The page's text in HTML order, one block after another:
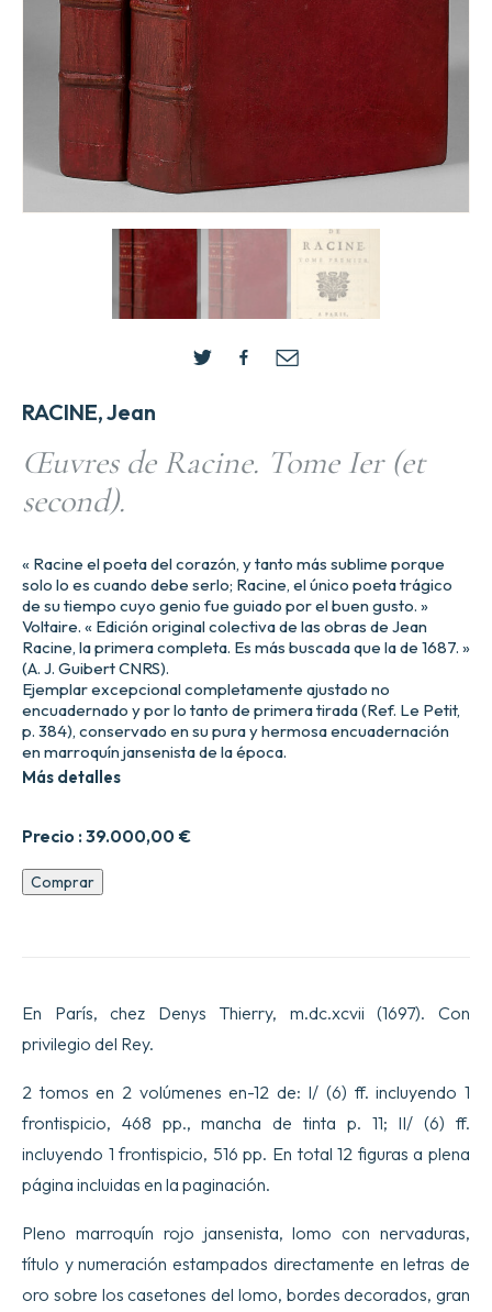
RACINE, Jean
Œuvres de Racine. Tome Ier (et
second).
Precio :39.000,00 €
« Racine el poeta del corazón, y tanto más sublime porque
solo lo es cuando debe serlo; Racine, el único poeta trágico
de su tiempo cuyo genio fue guiado por el buen gusto. »
Voltaire. « Edición original colectiva de las obras de Jean
Racine, la primera completa. Es más buscada que la de 1687. »
(A. J. Guibert CNRS).
Ejemplar excepcional completamente ajustado no
encuadernado y por lo tanto de primera tirada (Ref. Le Petit,
p. 384), conservado en su pura y hermosa encuadernación
en marroquín jansenista de la época.
Más detalles
Œuvres
de
cantidad
Comprar
En París, chez Denys Thierry, m.dc.xcvii (1697). Con
privilegio del Rey.
2 tomos en 2 volúmenes en-12 de: I/ (6) ff. incluyendo 1
frontispicio, 468 pp., mancha de tinta p. 11; II/ (6) ff.
incluyendo 1 frontispicio, 516 pp. En total 12 figuras a plena
página incluidas en la paginación.
Pleno marroquín rojo jansenista, lomo con nervaduras,
título y numeración estampados directamente en letras de
oro sobre los casetones del lomo, bordes decorados, gran